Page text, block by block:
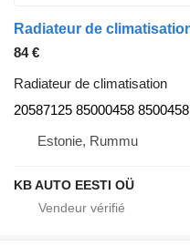
84 €
Radiateur de climatisation
20587125 85000458 8500458
Estonie, Rummu
KB AUTO EESTI OÜ